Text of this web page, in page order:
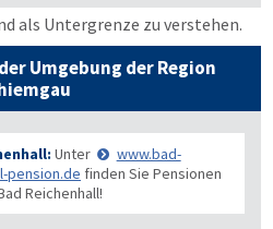
als Untergrenze zu verstehen.
Umgebung der Region
Unter
www.bad-
pension.de finden Sie Pensionen
Reichenhall!